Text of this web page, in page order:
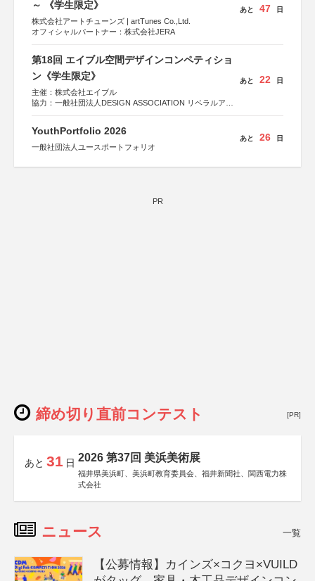
～ 《学生限定》
株式会社アートチューンズ | artTunes Co.,Ltd.
オフィシャルパートナー：株式会社JERA
あと 47 日
第18回 エイブル空間デザインコンペティショ
ン《学生限定》
主催：株式会社エイブル
協力：一般社団法人DESIGN ASSOCIATION リベラルアー
あと 22 日
YouthPortfolio 2026
一般社団法人ユースポートフォリオ
あと 26 日
PR
締め切り直前コンテスト [PR]
あと 31 日 2026 第37回 美浜美術展
福井県美浜町、美浜町教育委員会、福井新聞社、関西電力株
式会社
ニュース 一覧
【公募情報】カインズ×コクヨ×VUILD